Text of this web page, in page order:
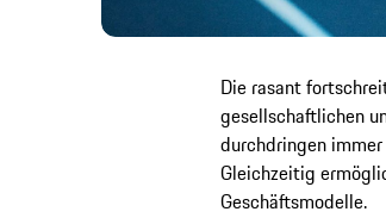
Die rasant
gesellschaftlichen
durchdringen
Gleichzeitig
Geschäftsmodelle.